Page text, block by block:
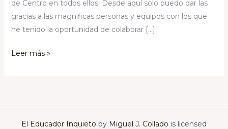
de Centro en todos ellos. Desde aquí solo puedo dar las
gracias a las magnificas personas y equipos con los que
he tenido la oportunidad de colaborar […]
Leer más »
El Educador Inquieto by Miguel J. Collado is licensed